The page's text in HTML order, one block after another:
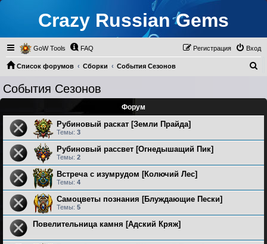
Crazy Russian Gems
GoW Tools FAQ Вход
Регистрация
Список форумов Сборки События Сезонов
События Сезонов
Форум
Рубиновый раскат [Земли Прайда]
Темы: 3
Рубиновый рассвет [Огнедышащий Пик]
Темы: 2
Встреча с изумрудом [Колючий Лес]
Темы: 4
Самоцветы познания [Блуждающие Пески]
Темы: 5
Повелительница камня [Адский Кряж]